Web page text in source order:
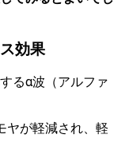
効果
るα波（アルファ
ヤが軽減され、軽